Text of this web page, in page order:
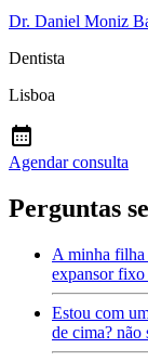
Dr. Daniel Moniz
Dentista
Lisboa
Agendar consulta
Perguntas
A minha filha
expansor
Estou com
de cima? não